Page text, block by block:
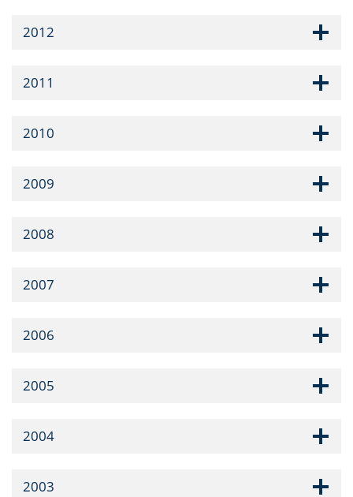
2012
2011
2010
2009
2008
2007
2006
2005
2004
2003